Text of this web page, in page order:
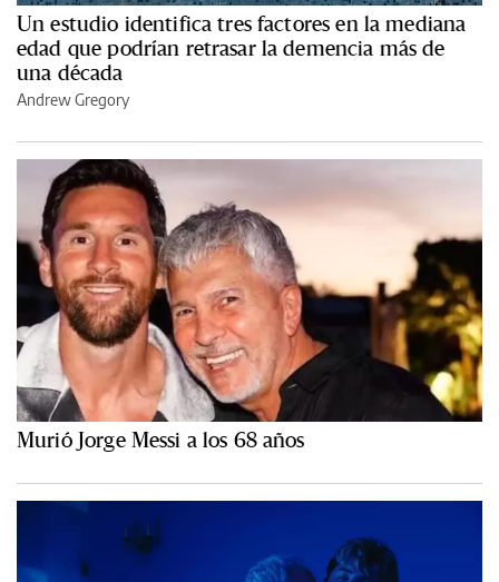
Un estudio identifica tres factores en la mediana
edad que podrían retrasar la demencia más de
una década
Andrew Gregory
Murió Jorge Messi a los 68 años